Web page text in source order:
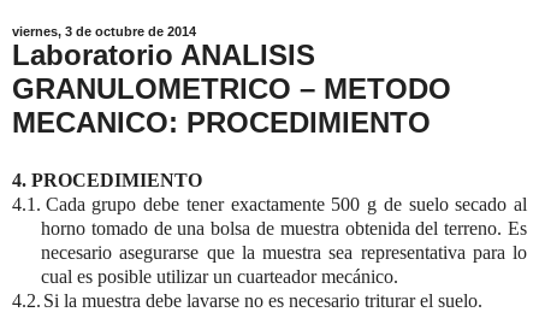
viernes, 3 de octubre de 2014
Laboratorio ANALISIS
GRANULOMETRICO – METODO
MECANICO: PROCEDIMIENTO
4. PROCEDIMIENTO
4.1. Cada grupo debe tener exactamente 500 g de suelo secado al
horno tomado de una bolsa de muestra obtenida del terreno. Es
necesario asegurarse que la muestra sea representativa para lo
cual es posible utilizar un cuarteador mecánico.
4.2. Si la muestra debe lavarse no es necesario triturar el suelo.